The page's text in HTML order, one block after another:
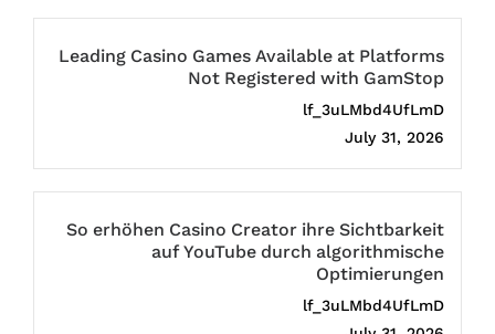
Leading Casino Games Available at Platforms
Not Registered with GamStop
lf_3uLMbd4UfLmD
July 31, 2026
So erhöhen Casino Creator ihre Sichtbarkeit
auf YouTube durch algorithmische
Optimierungen
lf_3uLMbd4UfLmD